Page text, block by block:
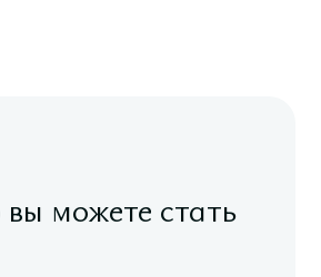
можете стать